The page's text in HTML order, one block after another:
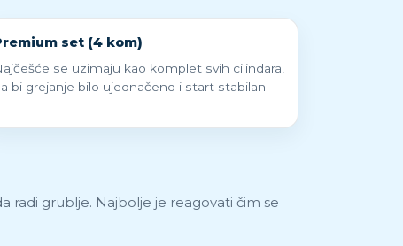
set (4 kom)
se uzimaju kao komplet svih cilindara,
bi grejanje bilo ujednačeno i start stabilan.
radi grublje. Najbolje je reagovati čim se